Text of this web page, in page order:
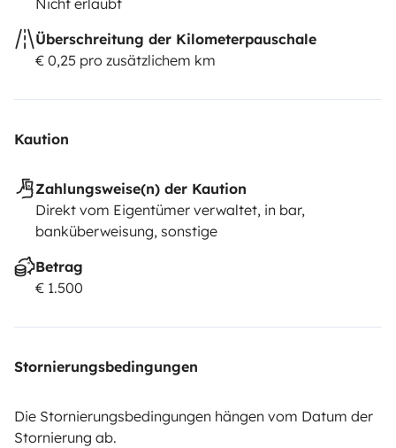
Frigorífico de 80 litros
Mesa de refeição para 5 pessoas
Utensílios de Cozinha
Diversos espaços para arrumação
Depósito de água de 160 litros
Eletricidade 12V / 220V
Nicht erlaubt
Überschreitung der Kilometerpauschale
€ 0,25 pro zusätzlichem km
Kaution
Zahlungsweise(n) der Kaution
Direkt vom Eigentümer verwaltet, in bar,
banküberweisung, sonstige
Betrag
€ 1.500
Stornierungsbedingungen
Die Stornierungsbedingungen hängen vom Datum der
Stornierung ab.